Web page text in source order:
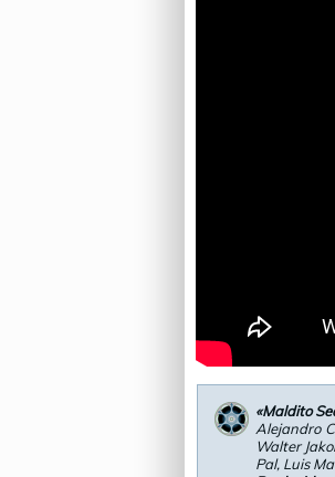
«Maldito
Alejandro
Walter
Pal, Luis